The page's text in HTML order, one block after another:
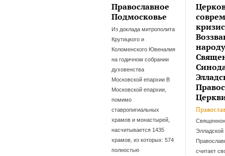
Православное
Подмосковье
Из доклада митрополита
Крутицкого и
Коломенского Ювеналия
на годичном собрании
духовенства
Московской епархии В
Московской епархии,
помимо
ставропигиальных
храмов и монастырей,
насчитывается 1435
храмов, из которых: 574
полностью
народу
Элладской
считает